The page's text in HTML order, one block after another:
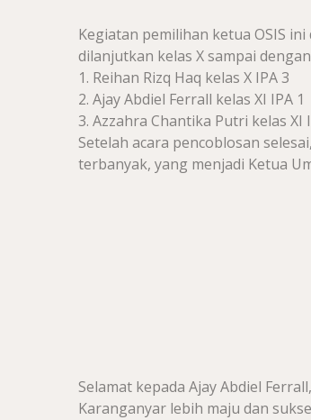
Kegiatan pemilihan ketua OSIS
dilanjutkan kelas X sampai
1. Reihan Rizq Haq kelas X IPA 3
2. Ajay Abdiel Ferrall kelas XI IPA 1
3. Azzahra Chantika Putri kelas XI
Setelah acara pencoblosan
terbanyak, yang menjadi Ketua
Selamat kepada Ajay Abdiel
Karanganyar lebih maju dan